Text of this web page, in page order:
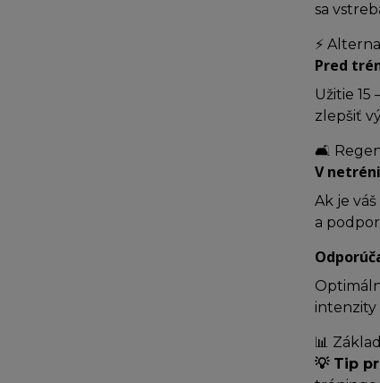
sa
⚡
Pred
Užitie
zlepšiť
🛋️
V
Ak je
a
intenzity
📊
💡 Tip